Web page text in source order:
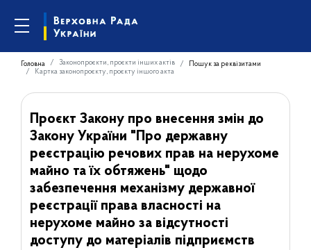
Головна Законопроєкти, проєкти інших актів
Пошук за реквізитами
Картка законопроєкту, проєкту іншого акта
Проєкт Закону про внесення змін до
Закону України "Про державну
реєстрацію речових прав на нерухоме
майно та їх обтяжень" щодо
забезпечення механізму державної
реєстрації права власності на
нерухоме майно за відсутності
доступу до матеріалів підприємств